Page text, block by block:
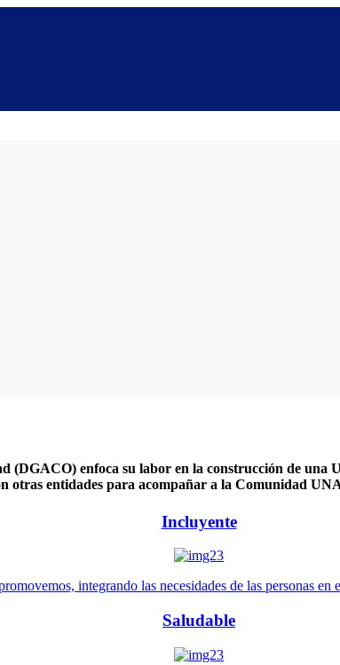
(DGACO) enfoca su labor en la construcción de una
otras entidades para acompañar a la Comunidad
Incluyente
integrando las necesidades de las personas
Saludable